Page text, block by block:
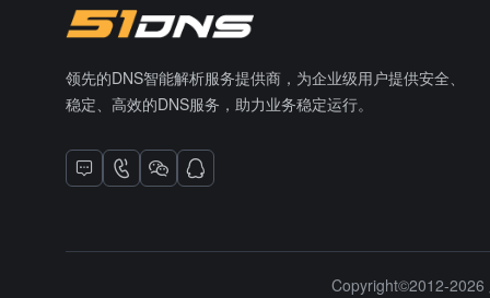
领先的DNS智能解析服务提供商，为企业级用户提供安全、
稳定、高效的DNS服务，助力业务稳定运行。
Copyright©2012-2026